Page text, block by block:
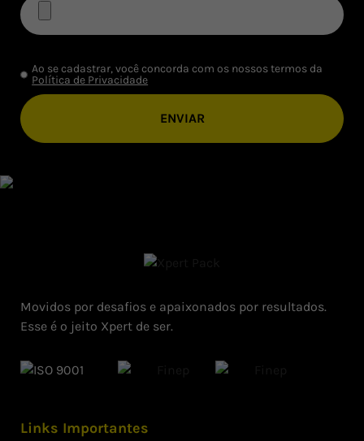
Ao se cadastrar, você concorda com os nossos termos da
Política de Privacidade
Movidos por desafios e apaixonados por resultados.
Esse é o jeito Xpert de ser.
Links Importantes